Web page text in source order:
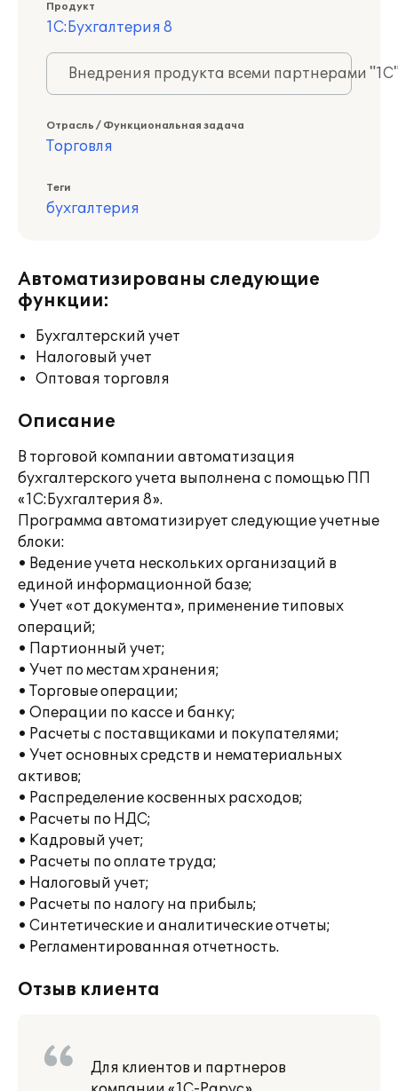
Продукт
1С:Бухгалтерия 8
Внедрения продукта всеми партнерами
Отрасль / Функциональная задача
Торговля
Теги
бухгалтерия
Автоматизированы следующие
функции:
Бухгалтерский учет
Налоговый учет
Оптовая торговля
Описание
В торговой компании автоматизация
бухгалтерского учета выполнена с помощью ПП
«1С:Бухгалтерия 8».
Программа автоматизирует следующие учетные
блоки:
• Ведение учета нескольких организаций в
единой информационной базе;
• Учет «от документа», применение типовых
операций;
• Партионный учет;
• Учет по местам хранения;
• Торговые операции;
• Операции по кассе и банку;
• Расчеты с поставщиками и покупателями;
• Учет основных средств и нематериальных
активов;
• Распределение косвенных расходов;
• Расчеты по НДС;
• Кадровый учет;
• Расчеты по оплате труда;
• Налоговый учет;
• Расчеты по налогу на прибыль;
• Синтетические и аналитические отчеты;
• Регламентированная отчетность.
Отзыв клиента
Для клиентов и партнеров